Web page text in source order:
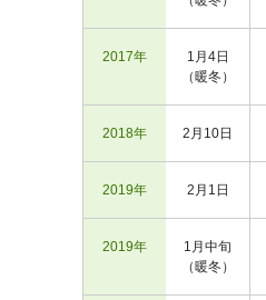
2017年
1月4日
（暖冬）
2018年 2月10日
2019年 2月1日
2019年
1月中旬
（暖冬）